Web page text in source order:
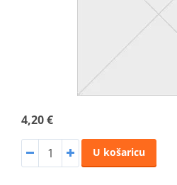
4,20 €
U košaricu